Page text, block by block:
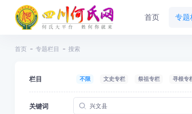
首页 专题
首页 专题栏目 搜索
栏目 不限 文史专栏 祭祖专栏 寻根专
关键词